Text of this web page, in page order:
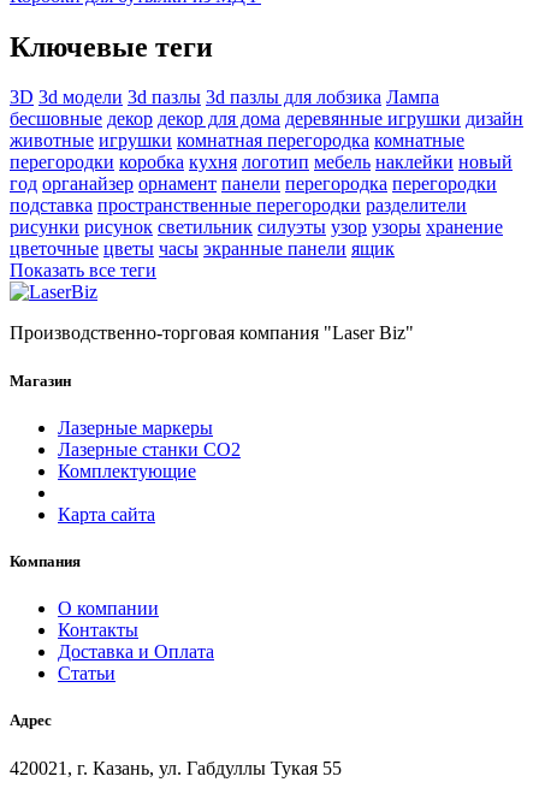
Ключевые теги
3D 3d модели 3d пазлы 3d пазлы для лобзика Лампа
бесшовные декор декор для дома деревянные игрушки дизайн
животные игрушки комнатная перегородка комнатные
перегородки коробка кухня логотип мебель наклейки новый
год органайзер орнамент панели перегородка перегородки
подставка пространственные перегородки разделители
рисунки рисунок светильник силуэты узор узоры хранение
цветочные цветы часы экранные панели ящик
Показать все теги
Производственно-торговая компания "Laser Biz"
Магазин
Лазерные маркеры
Лазерные станки СО2
Комплектующие
Карта сайта
Компания
О компании
Контакты
Доставка и Оплата
Статьи
Адрес
420021, г. Казань, ул. Габдуллы Тукая 55